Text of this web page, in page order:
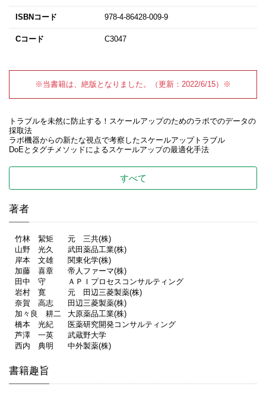
ISBNコード 978-4-86428-009-9
Cコード C3047
※当書籍は、絶版となりました。（更新：2022/6/15）※
トラブルを未然に防止する！スケールアップのためのラボでのデータの
採取法
ラボ機器からの新たな視点で考察したスケールアップトラブル
DoEとタグチメソッドによるスケールアップの最適化手法
すべて
著者
竹林 絜矩
元 三共(株)
山野 光久
武田薬品工業(株)
岸本 文雄
関東化学(株)
加藤 喜章
帝人ファーマ(株)
田中 守
ＡＰＩプロセスコンサルティング
岩村 寛
元 田辺三菱製薬(株)
奈賀 高志
田辺三菱製薬(株)
加々良 耕二
大原薬品工業(株)
橋本 光紀
医薬研究開発コンサルティング
芦澤 一英
武蔵野大学
西内 典明
中外製薬(株)
書籍趣旨